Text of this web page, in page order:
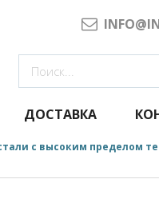
ДОСТАВКА
с высоким пределом